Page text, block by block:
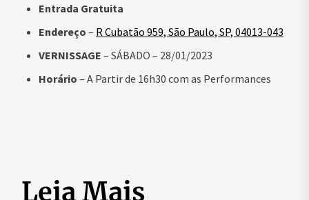
Entrada Gratuita
Endereço – R Cubatão 959, São Paulo, SP, 04013-043
VERNISSAGE – SÁBADO – 28/01/2023
Horário – A Partir de 16h30 com as Performances
Leia Mais